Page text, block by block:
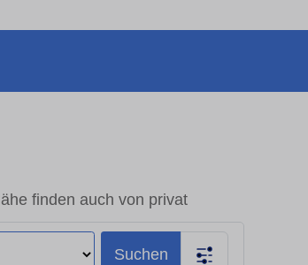
finden auch von privat
Suchen